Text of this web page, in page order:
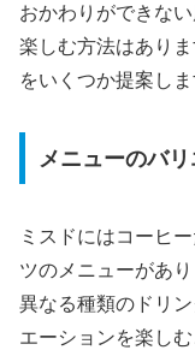
おかわりができな
楽しむ方法はあり
をいくつか提案しま
メニューのバ
ミスドにはコーヒ
ツのメニューがあ
異なる種類のドリ
エーションを楽しむ